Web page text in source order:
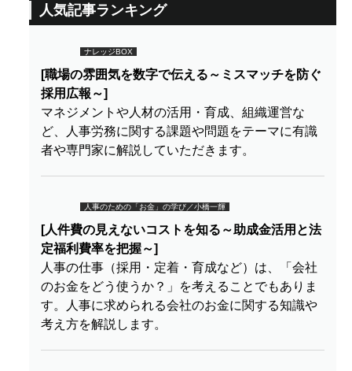
人気記事ランキング
ナレッジBOX
[職場の雰囲気を数字で伝える～ミスマッチを防ぐ
採用広報～]
マネジメントや人材の活用・育成、組織運営な
ど、人事労務に関する課題や問題をテーマに有識
者や専門家に解説していただきます。
人事のための「お金」の学び／小橋一輝
[人件費の見えないコストを知る～助成金活用と法
定福利費率を把握～]
人事の仕事（採用・定着・育成など）は、「会社
のお金をどう使うか？」を考えることでもありま
す。人事に求められる会社のお金に関する知識や
考え方を解説します。